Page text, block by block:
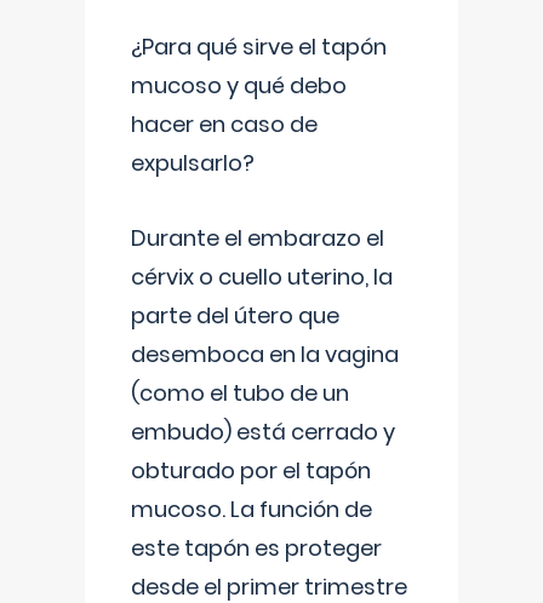
¿Para qué sirve el tapón
mucoso y qué debo
hacer en caso de
expulsarlo?
Durante el embarazo el
cérvix o cuello uterino, la
parte del útero que
desemboca en la vagina
(como el tubo de un
embudo) está cerrado y
obturado por el tapón
mucoso. La función de
este tapón es proteger
desde el primer trimestre